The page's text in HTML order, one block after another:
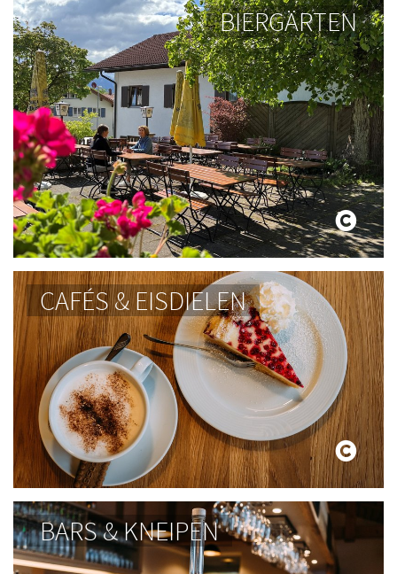
BIERGÄRTEN
CAFÉS & EISDIELEN
BARS & KNEIPEN